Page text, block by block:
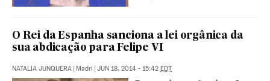
O Rei da Espanha sanciona a lei orgânica da
sua abdicação para Felipe VI
NATALIA JUNQUERA | Madri | JUN 18, 2014 - 15:42 EDT